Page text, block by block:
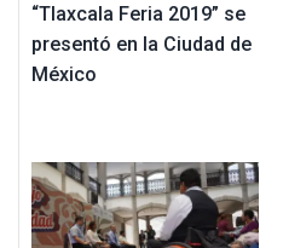
“Tlaxcala Feria 2019” se
presentó en la Ciudad de
México